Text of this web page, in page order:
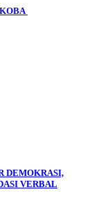
DEMOKRASI,
VERBAL